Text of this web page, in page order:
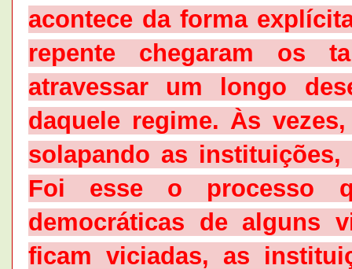
acontece da forma
repente chegaram os
atravessar um longo
daquele regime. Às
solapando as
Foi esse o processo
democráticas de alguns
ficam viciadas, as